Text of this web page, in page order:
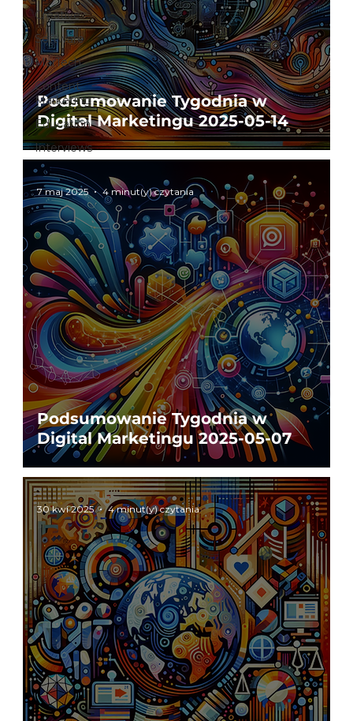
Creative
Software
MarTech
Content
Marketing
Education
Interviews
Podsumowanie Tygodnia w
Digital Marketingu 2025-05-14
Podsumowanie Tygodnia w
Digital Marketingu 2025-05-07
7 maj 2025 4 minut(y) czytania
30 kwi 2025 4 minut(y) czytania